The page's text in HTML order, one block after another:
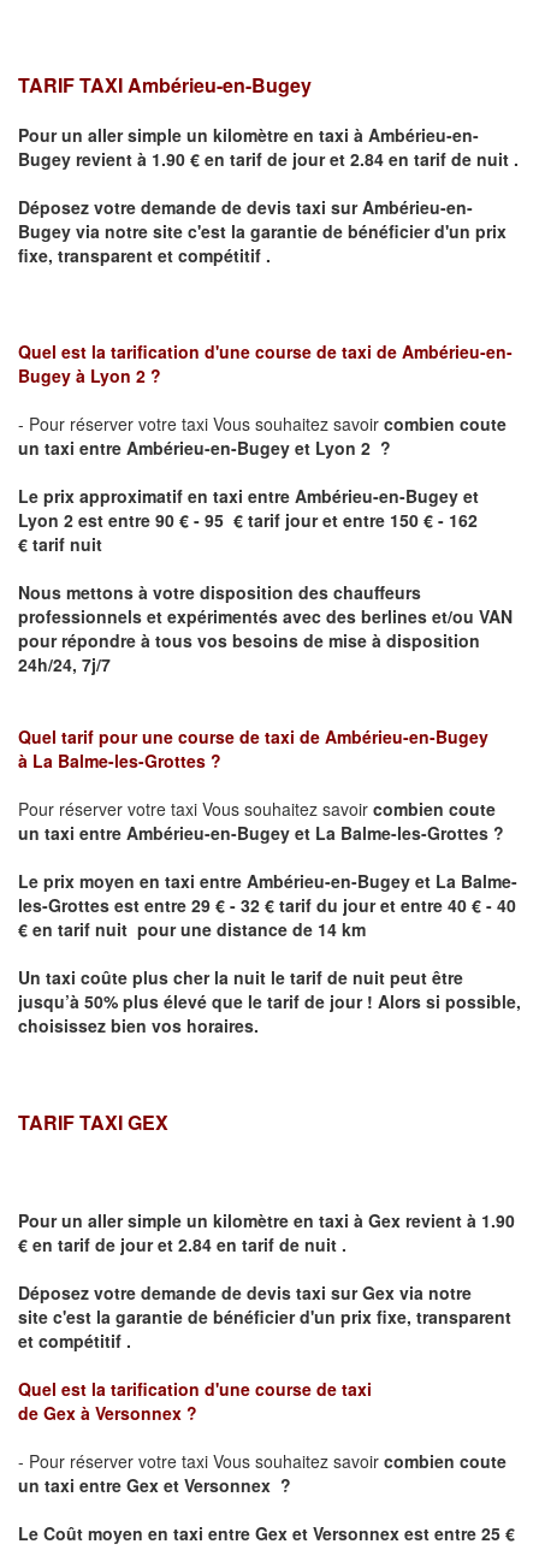
TARIF TAXI Ambérieu-en-Bugey
Pour un aller simple un kilomètre en taxi à Ambérieu-en-
Bugey revient à 1.90 € en tarif de jour et 2.84 en tarif de nuit .
Déposez votre demande de devis taxi surAmbérieu-en-
Bugey via notre site c'est la garantie de bénéficier d'un prix
fixe, transparent et compétitif .
Quel est la tarification d'une course de taxi de Ambérieu-en-
Bugey à Lyon 2 ?
- Pour réserver votre taxi Vous souhaitez savoir combien coute
un taxi entre Ambérieu-en-Bugey et Lyon 2 ?
Le prix approximatif en taxi entre Ambérieu-en-Bugey et
Lyon 2 est entre 90 € - 95 € tarif jour et entre 150 € - 162
€ tarif nuit
Nous mettons à votre disposition des chauffeurs
professionnels et expérimentés avec des berlines et/ou VAN
pour répondre à tous vos besoins de mise à disposition
24h/24, 7j/7
Quel tarif pour une course de taxi de Ambérieu-en-Bugey
à La Balme-les-Grottes ?
Pour réserver votre taxi Vous souhaitez savoir combien coute
un taxi entre Ambérieu-en-Bugey et La Balme-les-Grottes ?
Le prix moyen en taxi entre Ambérieu-en-Bugey et La Balme-
les-Grottes est entre 29 € - 32 € tarif du jour et entre 40 € - 40
€ en tarif nuit pour une distance de 14 km
Un taxi coûte plus cher la nuit le tarif de nuit peut être
jusqu’à 50% plus élevé que le tarif de jour ! Alors si possible,
choisissez bien vos horaires.
TARIF TAXI GEX
Pour un aller simple un kilomètre en taxi à Gex revient à 1.90
€ en tarif de jour et 2.84 en tarif de nuit .
Déposez votre demande de devis taxi surGex via notre
site c'est la garantie de bénéficier d'un prix fixe, transparent
et compétitif .
Quel est la tarification d'une course de taxi
de Gex à Versonnex ?
- Pour réserver votre taxi Vous souhaitez savoir combien coute
un taxi entre Gex et Versonnex ?
Le Coût moyen en taxi entre Gex et Versonnex est entre 25 €